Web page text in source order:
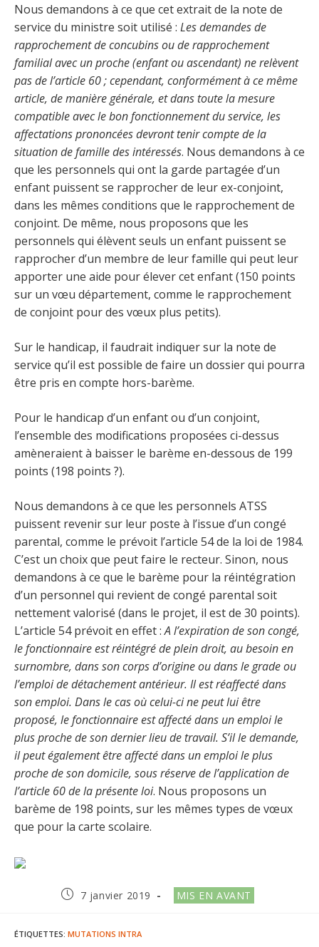
Nous demandons à ce que cet extrait de la note de
service du ministre soit utilisé : Les demandes de
rapprochement de concubins ou de rapprochement
familial avec un proche (enfant ou ascendant) ne relèvent
pas de l’article 60 ; cependant, conformément à ce même
article, de manière générale, et dans toute la mesure
compatible avec le bon fonctionnement du service, les
affectations prononcées devront tenir compte de la
situation de famille des intéressés. Nous demandons à ce
que les personnels qui ont la garde partagée d’un
enfant puissent se rapprocher de leur ex-conjoint,
dans les mêmes conditions que le rapprochement de
conjoint. De même, nous proposons que les
personnels qui élèvent seuls un enfant puissent se
rapprocher d’un membre de leur famille qui peut leur
apporter une aide pour élever cet enfant (150 points
sur un vœu département, comme le rapprochement
de conjoint pour des vœux plus petits).
Sur le handicap, il faudrait indiquer sur la note de
service qu’il est possible de faire un dossier qui pourra
être pris en compte hors-barème.
Pour le handicap d’un enfant ou d’un conjoint,
l’ensemble des modifications proposées ci-dessus
amèneraient à baisser le barème en-dessous de 199
points (198 points ?).
Nous demandons à ce que les personnels ATSS
puissent revenir sur leur poste à l’issue d’un congé
parental, comme le prévoit l’article 54 de la loi de 1984.
C’est un choix que peut faire le recteur. Sinon, nous
demandons à ce que le barème pour la réintégration
d’un personnel qui revient de congé parental soit
nettement valorisé (dans le projet, il est de 30 points).
L’article 54 prévoit en effet :A l’expiration de son congé,
le fonctionnaire est réintégré de plein droit, au besoin en
surnombre, dans son corps d’origine ou dans le grade ou
l’emploi de détachement antérieur. Il est réaffecté dans
son emploi. Dans le cas où celui-ci ne peut lui être
proposé, le fonctionnaire est affecté dans un emploi le
plus proche de son dernier lieu de travail. S’il le demande,
il peut également être affecté dans un emploi le plus
proche de son domicile, sous réserve de l’application de
l’article 60 de la présente loi. Nous proposons un
barème de 198 points, sur les mêmes types de vœux
que pour la carte scolaire.
Publication
7 janvier 2019
Post
category:
MIS EN AVANT
ÉTIQUETTES: MUTATIONS INTRA